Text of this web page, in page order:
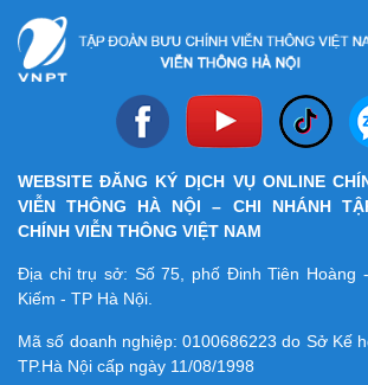
WEBSITE ĐĂNG KÝ DỊCH VỤ ONLINE
VIỄN THÔNG HÀ NỘI – CHI NHÁNH
CHÍNH VIỄN THÔNG VIỆT NAM
Địa chỉ trụ sở: Số 75, phố Đinh Tiên Hoàng
Kiếm - TP Hà Nội.
Mã số doanh nghiệp:0100686223 do Sở Kế
TP.Hà Nội cấp ngày 11/08/1998